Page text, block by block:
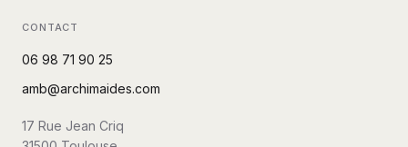
CONTACT
06 98 71 90 25
amb@archimaides.com
17 Rue Jean Criq